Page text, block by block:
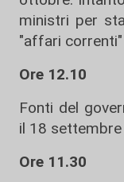
ministri per
"affari
Ore 12.10
Fonti del
il 18 settembre
Ore 11.30